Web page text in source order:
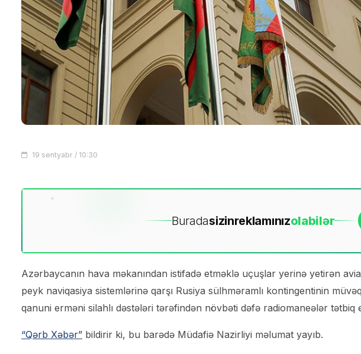
19 sentyabr / 10:30
Buradasizinreklamınızolabilər
Azərbaycanın hava məkanından istifadə etməklə uçuşlar yerinə yetirən
peyk naviqasiya sistemlərinə qarşı Rusiya sülhməramlı kontingentinin
qanuni erməni silahlı dəstələri tərəfindən növbəti dəfə radiomaneələr tətbiq
“Qərb Xəbər” bildirir ki, bu barədə Müdafiə Nazirliyi məlumat yayıb.